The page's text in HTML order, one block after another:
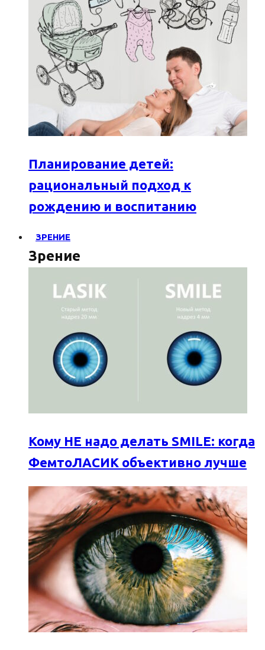
Планирование детей:
рациональный подход к
рождению и воспитанию
ЗРЕНИЕ
Зрение
Кому НЕ надо делать SMILE: когда
ФемтоЛАСИК объективно лучше